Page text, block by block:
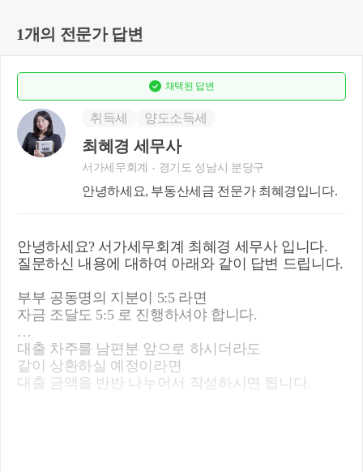
1개의 전문가 답변
채택된 답변
취득세 양도소득세
최혜경 세무사
서가세무회계 경기도 성남시 분당구
안녕하세요, 부동산세금 전문가 최혜경입니다.
안녕하세요? 서가세무회계 최혜경 세무사 입니다.
질문하신 내용에 대하여 아래와 같이 답변 드립니다.
부부 공동명의 지분이 5:5 라면
자금 조달도 5:5 로 진행하셔야 합니다.
대출 차주를 남편분 앞으로 하시더라도
같이 상환하실 예정이라면
대출 금액을 반반 나누어서 작성하시면 됩니다.